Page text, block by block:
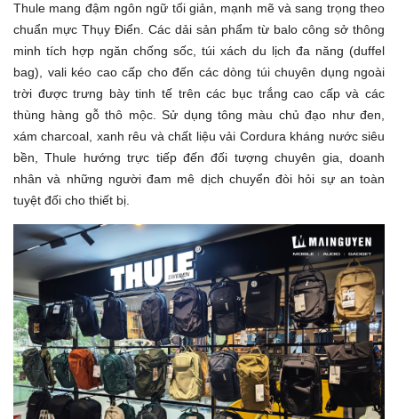
Thule mang đậm ngôn ngữ tối giản, mạnh mẽ và sang trọng theo
chuẩn mực Thụy Điển. Các dải sản phẩm từ balo công sở thông
minh tích hợp ngăn chống sốc, túi xách du lịch đa năng (duffel
bag), vali kéo cao cấp cho đến các dòng túi chuyên dụng ngoài
trời được trưng bày tinh tế trên các bục trắng cao cấp và các
thùng hàng gỗ thô mộc. Sử dụng tông màu chủ đạo như đen,
xám charcoal, xanh rêu và chất liệu vải Cordura kháng nước siêu
bền, Thule hướng trực tiếp đến đối tượng chuyên gia, doanh
nhân và những người đam mê dịch chuyển đòi hỏi sự an toàn
tuyệt đối cho thiết bị.